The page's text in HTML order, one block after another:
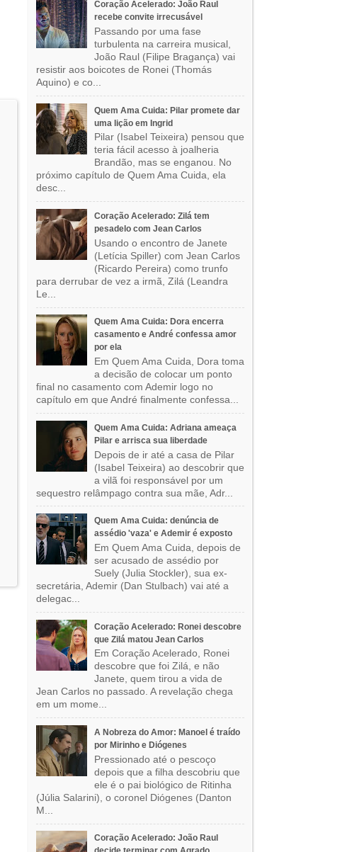
Coração Acelerado: João Raul
recebe convite irrecusável
Passando por uma fase
turbulenta na carreira musical,
João Raul (Filipe Bragança) vai
resistir aos boicotes de Ronei (Thomás
Aquino) e co...
Quem Ama Cuida: Pilar promete dar
uma lição em Ingrid
Pilar (Isabel Teixeira) pensou que
teria fácil acesso à joalheria
Brandão, mas se enganou. No
próximo capítulo de Quem Ama Cuida, ela
desc...
Coração Acelerado: Zilá tem
pesadelo com Jean Carlos
Usando o encontro de Janete
(Letícia Spiller) com Jean Carlos
(Ricardo Pereira) como trunfo
para derrubar de vez a irmã, Zilá (Leandra
Le...
Quem Ama Cuida: Dora encerra
casamento e André confessa amor
por ela
Em Quem Ama Cuida, Dora toma
a decisão de colocar um ponto
final no casamento com Ademir logo no
capítulo em que André finalmente confessa...
Quem Ama Cuida: Adriana ameaça
Pilar e arrisca sua liberdade
Depois de ir até a casa de Pilar
(Isabel Teixeira) ao descobrir que
a vilã foi responsável por um
sequestro relâmpago contra sua mãe, Adr...
Quem Ama Cuida: denúncia de
assédio 'vaza' e Ademir é exposto
Em Quem Ama Cuida, depois de
ser acusado de assédio por
Suely (Julia Stockler), sua ex-
secretária, Ademir (Dan Stulbach) vai até a
delegac...
Coração Acelerado: Ronei descobre
que Zilá matou Jean Carlos
Em Coração Acelerado, Ronei
descobre que foi Zilá, e não
Janete, quem tirou a vida de
Jean Carlos no passado. A revelação chega
em um mome...
A Nobreza do Amor: Manoel é traído
por Mirinho e Diógenes
Pressionado até o pescoço
depois que a filha descobriu que
ele é o pai biológico de Ritinha
(Júlia Salarini), o coronel Diógenes (Danton
M...
Coração Acelerado: João Raul